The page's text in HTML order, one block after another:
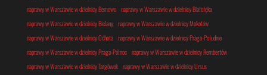
naprawy w Warszawie w dzielnicy Bemowo naprawy w Warszawie w dzielnicy Białołęka
naprawy w Warszawie w dzielnicy Bielany naprawy w Warszawie w dzielnicy Mokotów
naprawy w Warszawie w dzielnicy Ochota naprawy w Warszawie w dzielnicy Praga-Południe
naprawy w Warszawie w dzielnicy Praga-Północ naprawy w Warszawie w dzielnicy Rembertów
naprawy w Warszawie w dzielnicy Targówek naprawy w Warszawie w dzielnicy Ursus